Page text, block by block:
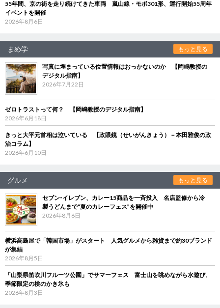
55年間、京の街を走り続けてきた車両 嵐山線・モボ301形、運行開始55周年
イベントを開催
2026年8月6日
まめ学 もっと見る
写真に埋まっている位置情報はおっかないのか 【岡嶋教授の
デジタル指南】
2026年7月22日
ゼロトラストって何？ 【岡嶋教授のデジタル指南】
2026年6月18日
きっと大平元首相は泣いている 【政眼鏡（せいがんきょう）－本田雅俊の政
治コラム】
2026年6月10日
グルメ もっと見る
セブン‐イレブン、カレー15商品を一斉投入 名店監修から冷
製うどんまで“夏のカレーフェス”を開催中
2026年8月6日
横浜高島屋で「韓国市場」がスタート 人気グルメから雑貨まで約30ブランド
が集結
2026年8月5日
「山梨県笛吹川フルーツ公園」でサマーフェス 富士山を眺めながら水遊び、
季節限定の桃のかき氷も
2026年8月3日